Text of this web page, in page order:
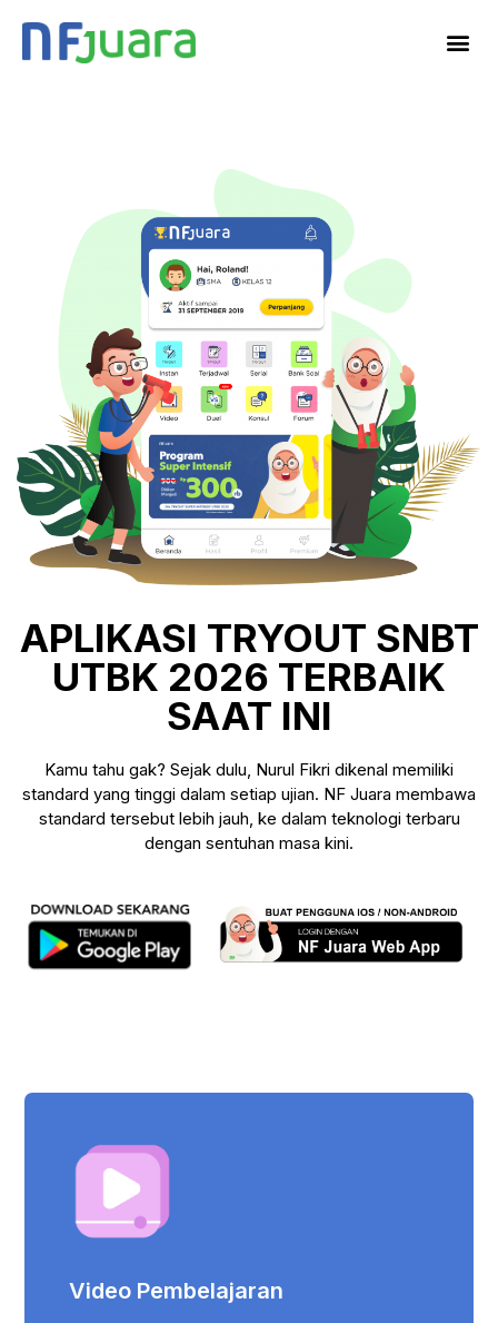
APLIKASI TRYOUT SNBT
UTBK 2026 TERBAIK
SAAT INI
Kamu tahu gak? Sejak dulu, Nurul Fikri dikenal memiliki
standard yang tinggi dalam setiap ujian. NF Juara membawa
standard tersebut lebih jauh, ke dalam teknologi terbaru
dengan sentuhan masa kini.
Video Pembelajaran